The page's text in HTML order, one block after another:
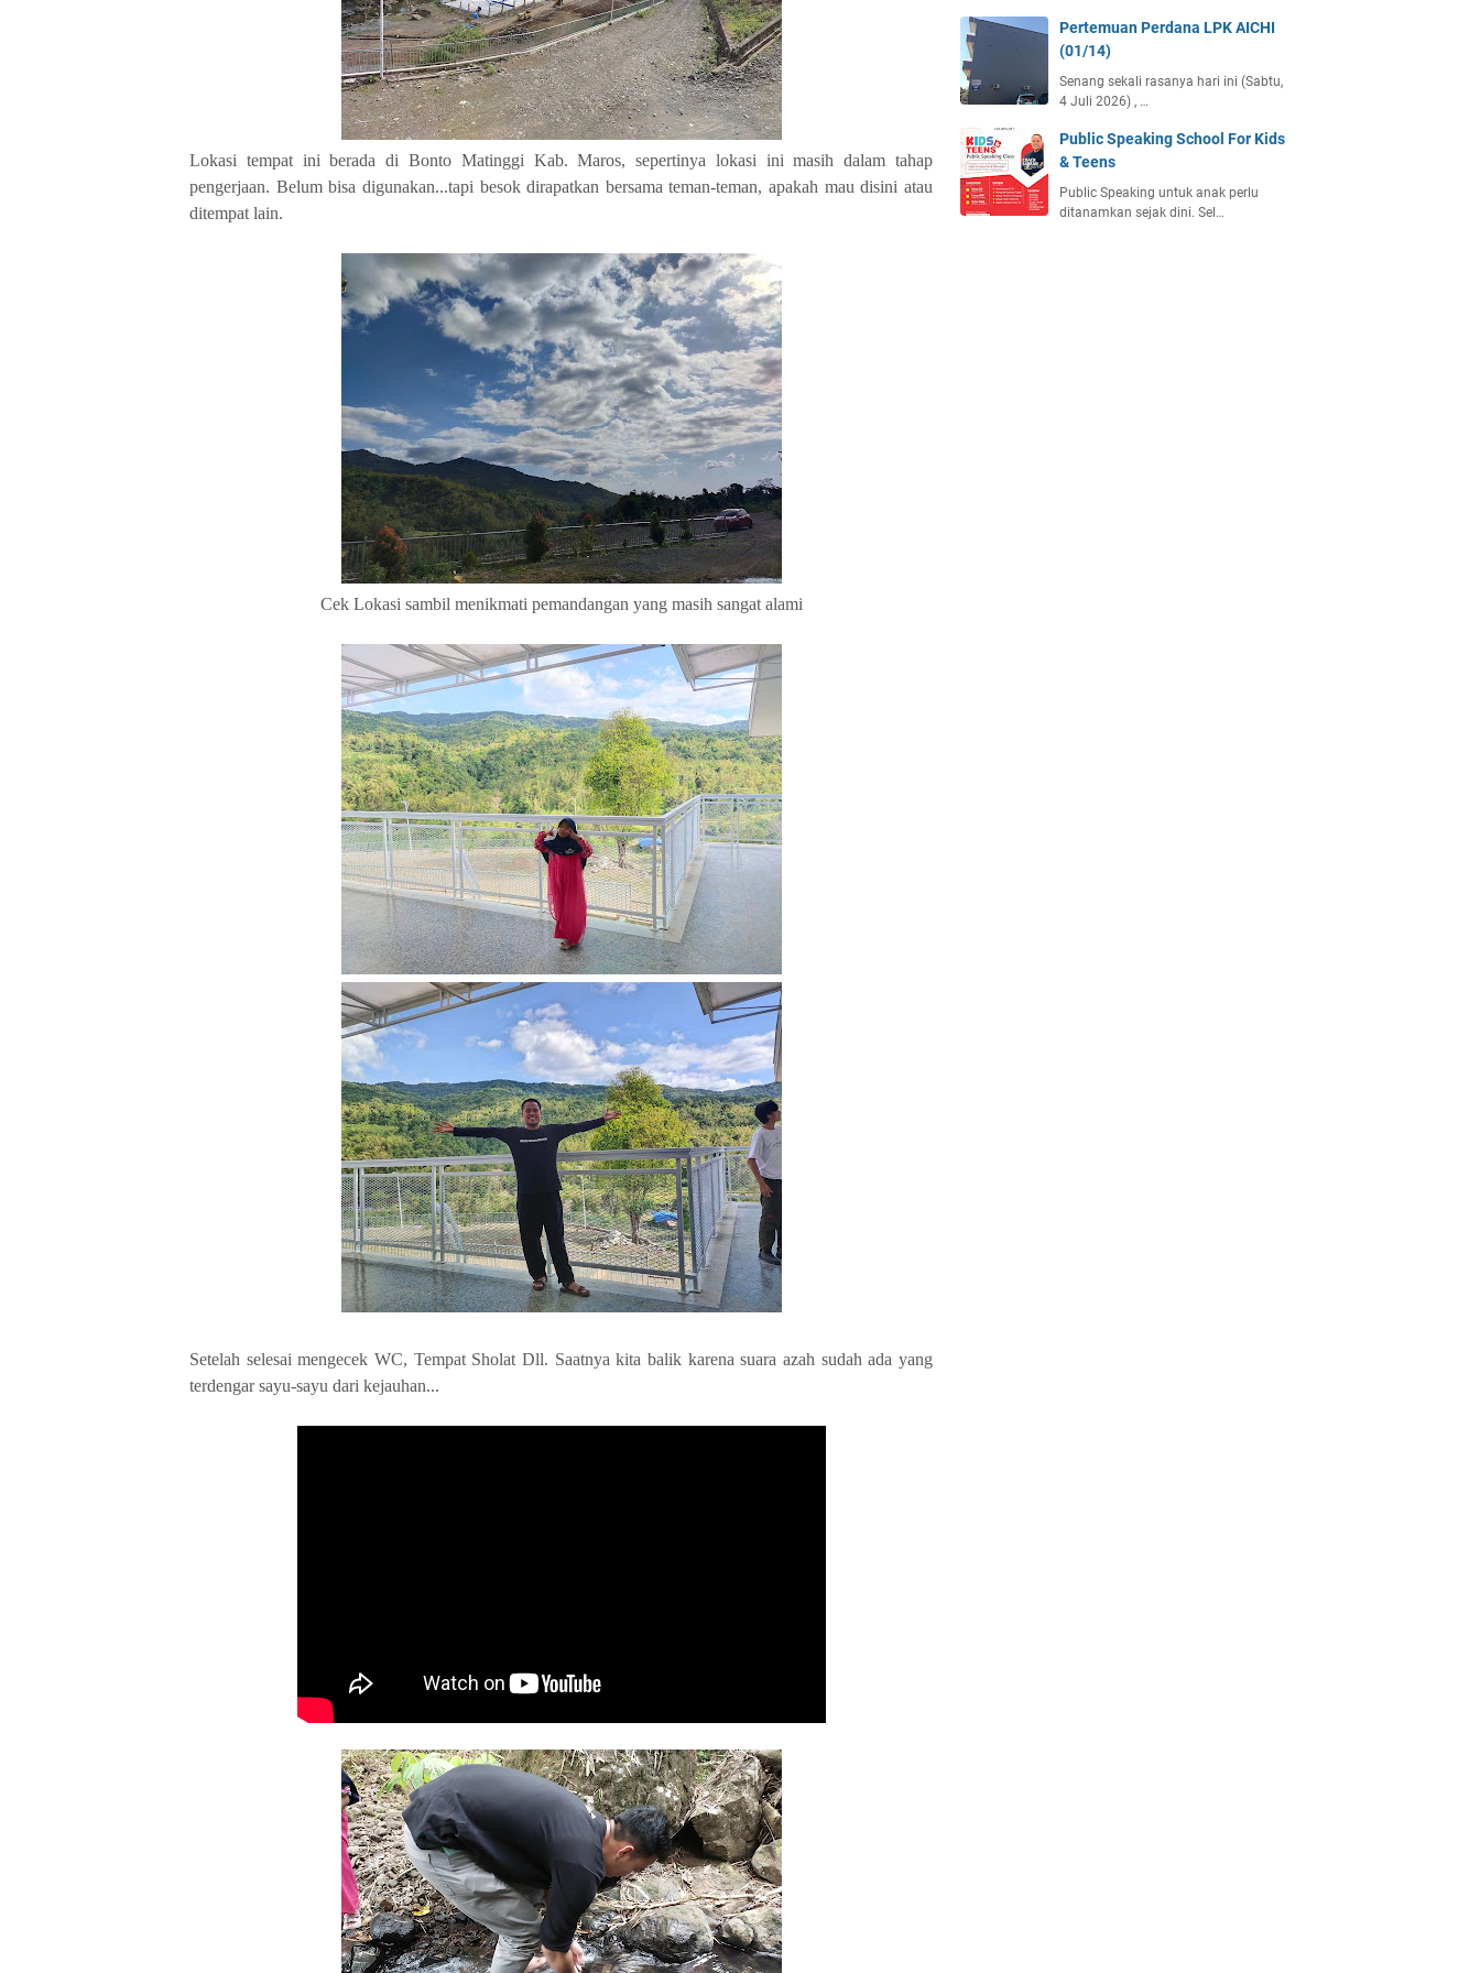
Lokasi tempat ini berada di Bonto Matinggi Kab. Maros, sepertinya lokasi ini masih dalam tahap
pengerjaan. Belum bisa digunakan...tapi besok dirapatkan bersama teman-teman, apakah mau disini atau
ditempat lain.
Cek Lokasi sambil menikmati pemandangan yang masih sangat alami
Setelah selesai mengecek WC, Tempat Sholat Dll. Saatnya kita balik karena suara azah sudah ada yang
terdengar sayu-sayu dari kejauhan...
Pertemuan Perdana LPK AICHI
(01/14)
Senang sekali rasanya hari ini (Sabtu,
4 Juli 2026) , …
Public Speaking School For Kids
& Teens
Public Speaking untuk anak perlu
ditanamkan sejak dini. Sel…